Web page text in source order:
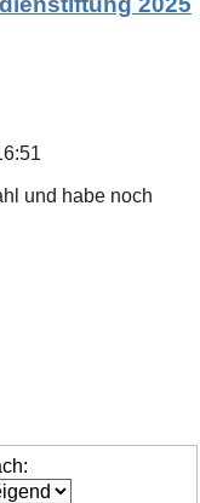
und habe noch